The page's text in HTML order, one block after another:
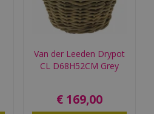
Van der Leeden Drypot
CL D68H52CM Grey
€ 169,00